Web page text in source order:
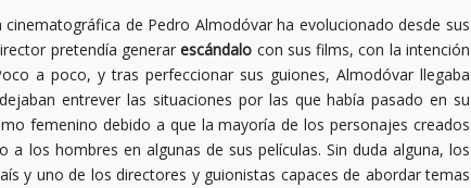
de Pedro Almodóvar ha evolucionado desde sus
pretendía generarescándalo con sus films, con la intención
a poco, y tras perfeccionar sus guiones, Almodóvar llegaba
entrever las situaciones por las que había pasado en su
femenino debido a que la mayoría de los personajes creados
los hombres en algunas de sus películas. Sin duda alguna, los
y uno de los directores y guionistas capaces de abordar temas